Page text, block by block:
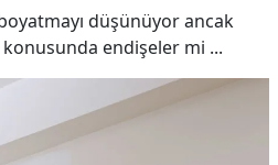
düşünüyor ancak
endişeler mi ...